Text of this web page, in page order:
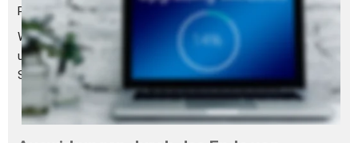
PCs für Windows 7 verfügbar.
Wir empfehlen Ihnen dringend zu Windows 10 zu wechseln,
um Situationen zu vermeiden, in denen Sie Service oder
Support benötigen, der nicht mehr verfügbar ist.